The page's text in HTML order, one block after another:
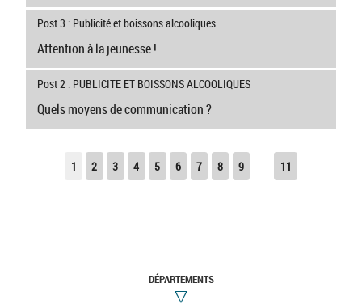
Post 3 : Publicité et boissons alcooliques
Attention à la jeunesse !
Post 2 : PUBLICITE ET BOISSONS ALCOOLIQUES
Quels moyens de communication ?
1 2 3 4 5 6 7 8 9 11
DÉPARTEMENTS